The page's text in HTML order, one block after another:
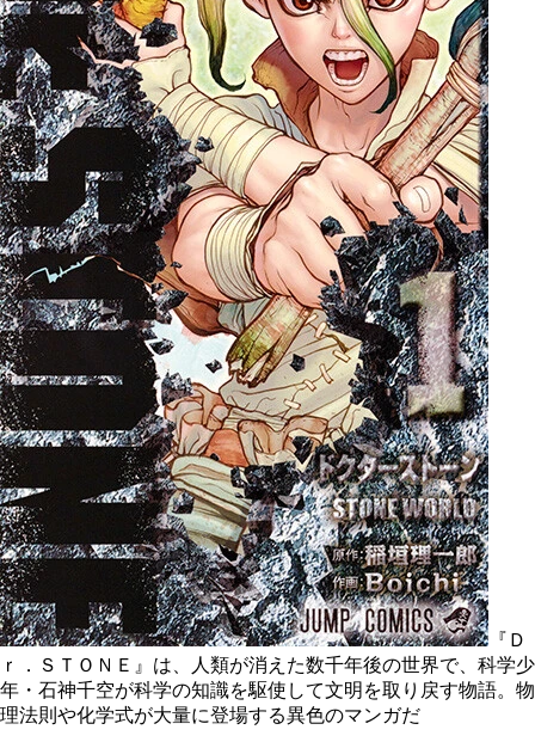
『Ｄ
ｒ．ＳＴＯＮＥ』は、人類が消えた数千年後の世界で、科学少
年・石神千空が科学の知識を駆使して文明を取り戻す物語。物
理法則や化学式が大量に登場する異色のマンガだ